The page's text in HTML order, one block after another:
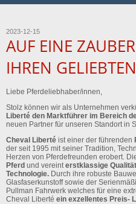
2023-12-15
AUF EINE
IHREN
Liebe Pferdeliebhaber/innen,
Stolz können wir als Unternehmen
Liberté den Marktführer im Bereich
neuen Partner für unseren Standort in
Cheval Liberté ist einer der führenden
der seit 1995 mit seiner Tradition,
Herzen von Pferdefreunden erobert.
Pferd und vereinterstklassige
Technologie. Durch ihre robuste
Glasfaserkunstoff sowie der
Pullman Fahrwerk welches für eine
Cheval Liberté ein exzellentes Preis-